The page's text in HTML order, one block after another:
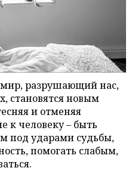
разрушающий нас,
становятся новым
и отменяя
к человеку – быть
под ударами судьбы,
помогать слабым,